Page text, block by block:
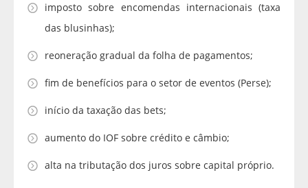
imposto sobre encomendas internacionais (taxa
das blusinhas);
reoneração gradual da folha de pagamentos;
fim de benefícios para o setor de eventos (Perse);
início da taxação das bets;
aumento do IOF sobre crédito e câmbio;
alta na tributação dos juros sobre capital próprio.